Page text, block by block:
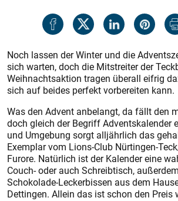
Noch lassen der Winter und die
sich warten, doch die Mitstreiter der
Weihnachtsaktion tragen überall eifrig
sich auf beides perfekt vorbereiten kann.
Was den Advent anbelangt, da fällt den
doch gleich der Begriff Adventskalender
und Umgebung sorgt alljährlich das
Exemplar vom Lions-Club Nürtingen-
Furore. Natürlich ist der Kalender eine
Couch- oder auch Schreibtisch,
Schokolade-Leckerbissen aus dem
Dettingen. Allein das ist schon den Preis